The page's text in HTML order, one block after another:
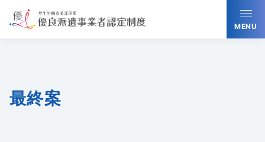
MENU
最終案